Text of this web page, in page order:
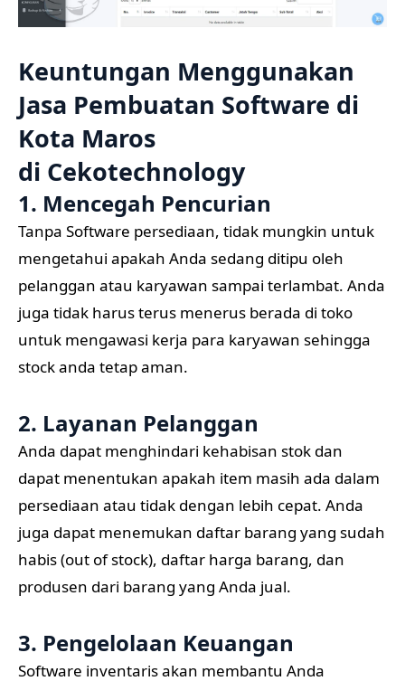
Keuntungan Menggunakan
Jasa Pembuatan Software di
Kota Maros
di Cekotechnology
1. Mencegah Pencurian
Tanpa Software persediaan, tidak mungkin untuk
mengetahui apakah Anda sedang ditipu oleh
pelanggan atau karyawan sampai terlambat. Anda
juga tidak harus terus menerus berada di toko
untuk mengawasi kerja para karyawan sehingga
stock anda tetap aman.
2. Layanan Pelanggan
Anda dapat menghindari kehabisan stok dan
dapat menentukan apakah item masih ada dalam
persediaan atau tidak dengan lebih cepat. Anda
juga dapat menemukan daftar barang yang sudah
habis (out of stock), daftar harga barang, dan
produsen dari barang yang Anda jual.
3. Pengelolaan Keuangan
Software inventaris akan membantu Anda